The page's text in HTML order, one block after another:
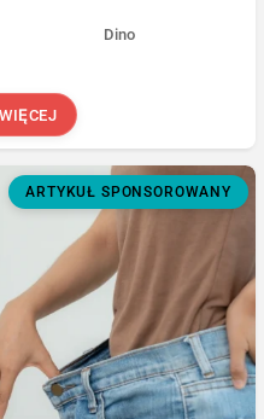
Dino
ARTYKUŁ SPONSOROWANY